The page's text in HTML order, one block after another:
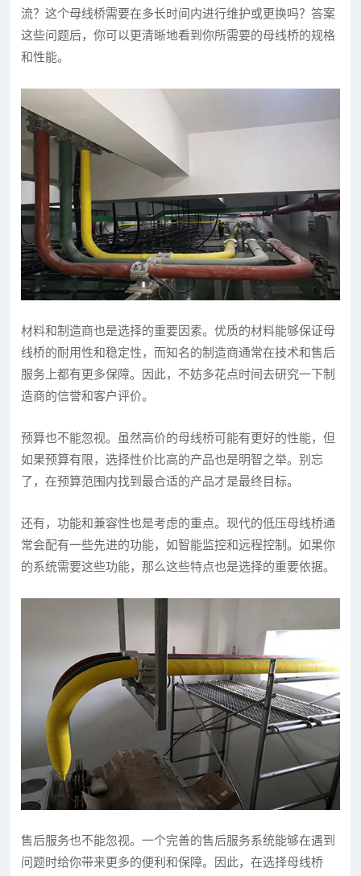
流？这个母线桥需要在多长时间内进行维护或更换吗？答案
这些问题后，你可以更清晰地看到你所需要的母线桥的规格
和性能。
材料和制造商也是选择的重要因素。优质的材料能够保证母
线桥的耐用性和稳定性，而知名的制造商通常在技术和售后
服务上都有更多保障。因此，不妨多花点时间去研究一下制
造商的信誉和客户评价。
预算也不能忽视。虽然高价的母线桥可能有更好的性能，但
如果预算有限，选择性价比高的产品也是明智之举。别忘
了，在预算范围内找到最合适的产品才是最终目标。
还有，功能和兼容性也是考虑的重点。现代的低压母线桥通
常会配有一些先进的功能，如智能监控和远程控制。如果你
的系统需要这些功能，那么这些特点也是选择的重要依据。
售后服务也不能忽视。一个完善的售后服务系统能够在遇到
问题时给你带来更多的便利和保障。因此，在选择母线桥